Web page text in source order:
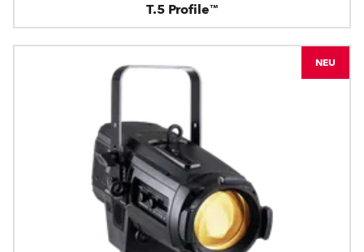
T.5 Profile™
NEU